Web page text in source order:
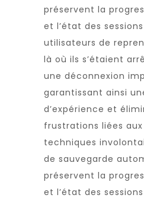
préservent la
et l’état des
utilisateurs de
là où ils s’étaient
une déconnexion
garantissant ainsi
d’expérience et
frustrations liées
techniques
de sauvegarde
préservent la
et l’état des